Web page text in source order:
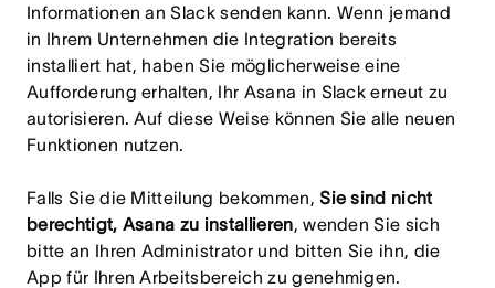
Informationen an Slack senden kann. Wenn jemand
in Ihrem Unternehmen die Integration bereits
installiert hat, haben Sie möglicherweise eine
Aufforderung erhalten, Ihr Asana in Slack erneut zu
autorisieren. Auf diese Weise können Sie alle neuen
Funktionen nutzen.
Falls Sie die Mitteilung bekommen,Sie sind nicht
berechtigt, Asana zu installieren, wenden Sie sich
bitte an Ihren Administrator und bitten Sie ihn, die
App für Ihren Arbeitsbereich zu genehmigen.